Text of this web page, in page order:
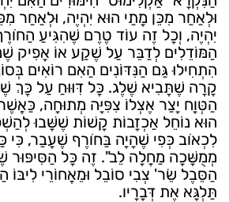
וּלְאַחַר מִכֵּן מָתַי הוּא יִהְיֶה, וּלְאַחַר
יִהְיֶה, וְכָל זֶה עוֹד טֶרֶם שֶׁהִגִּיעַ
הַמּוֹדֵלִים לְדַבֵּר עַל שֶׁקַע אוֹ אָפִיק
הִתְחִילוּ גַּם הַנִּדּוֹנִים הַאִם רוֹאִים
קָרָה שֶׁתָּבִיא שֶׁלֶג. כָּל דִּוּוּחַ עַל כָּךְ
הַטְּוָח יָצַר אֶצְלוֹ צִפִּיָּה מְתוּחָה,
הוּא נוֹחֵל אַכְזָבוֹת קָשׁוֹת שֶׁשָּׁבוּ
לִכְאֹוב כְּפִי שֶׁהָיָה בַּחֹורֶף שֶׁעָבַר, כִּי
מְמֻשָּׁכָה מַחֲלָה לֵב". זֶה כָּל הַסִּיפּוּר
הַסֵּבֶל שֵׂר' צְבִי סוֹבֵל וּמֵאֲחוֹרֵי
תַּלְגָּא אֶת דְּבָרָיו.